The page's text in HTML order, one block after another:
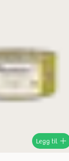
Legg til